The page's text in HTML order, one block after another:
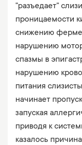
"разъедает"
проницаемости
снижению
нарушению
спазмы в
нарушению
питания
начинает
запуская
приводя к
казалось